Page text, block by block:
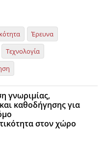
Έρευνα
Τεχνολογία
γνωριμίας,
καθοδήγησης για
στον χώρο